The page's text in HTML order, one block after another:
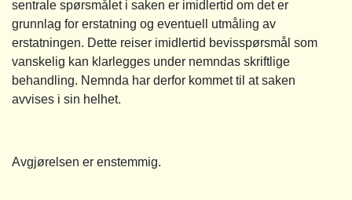
sentrale spørsmålet i saken er imidlertid om det er
grunnlag for erstatning og eventuell utmåling av
erstatningen. Dette reiser imidlertid bevisspørsmål som
vanskelig kan klarlegges under nemndas skriftlige
behandling. Nemnda har derfor kommet til at saken
avvises i sin helhet.
Avgjørelsen er enstemmig.